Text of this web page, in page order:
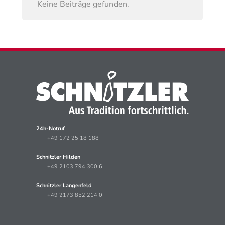
Keine Beiträge gefunden.
24h-Notruf
+49 172 25 18 188
Schnitzler Hilden
+49 2103 794 300 6
Schnitzler Langenfeld
+49 2173 852 214 0